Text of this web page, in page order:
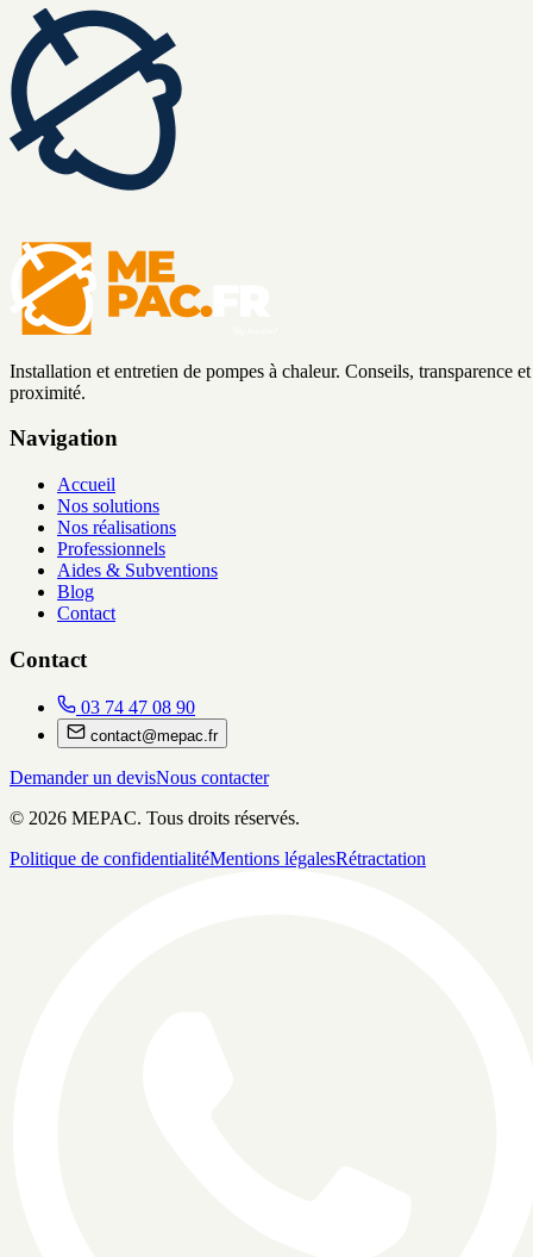
Installation et entretien de pompes à chaleur. Conseils, transparence et
proximité.
Navigation
Accueil
Nos solutions
Nos réalisations
Professionnels
Aides & Subventions
Blog
Contact
Contact
03 74 47 08 90
contact@mepac.fr
Demander un devisNous contacter
© 2026 MEPAC. Tous droits réservés.
Politique de confidentialitéMentions légalesRétractation